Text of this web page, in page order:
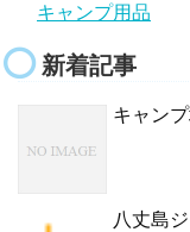
キャンプ用品
新着記事
キャン
八丈島